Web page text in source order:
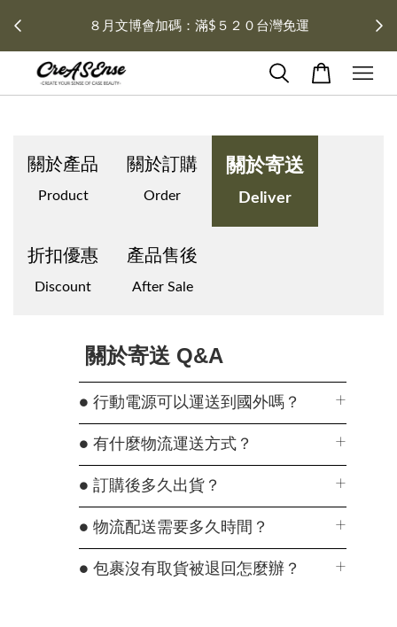
８月文博會加碼：滿$５２０台灣免運
關於產品
Product
關於訂購
Order
關於寄送
Deliver
折扣優惠
Discount
產品售後
After Sale
關於寄送 Q&A
● 行動電源可以運送到國外嗎？
● 有什麼物流運送方式？
● 訂購後多久出貨？
● 物流配送需要多久時間？
● 包裹沒有取貨被退回怎麼辦？